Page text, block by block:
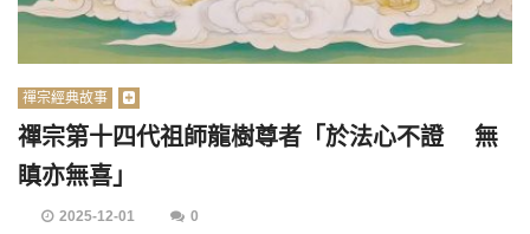
禪宗經典故事
禪宗第十四代祖師龍樹尊者「於法心不證 無
瞋亦無喜」
2025-12-01 0